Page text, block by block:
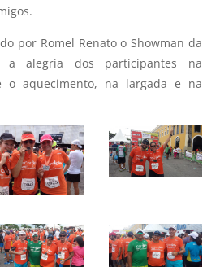
por Romel Renato o Showman da
a alegria dos participantes na
o aquecimento, na largada e na